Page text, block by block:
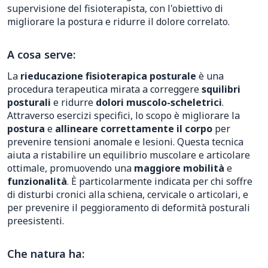
supervisione del fisioterapista, con l'obiettivo di
migliorare la postura e ridurre il dolore correlato.
A cosa serve:
La rieducazione fisioterapica posturale è una
procedura terapeutica mirata a correggeresquilibri
posturali e ridurre dolori muscolo-scheletrici.
Attraverso esercizi specifici, lo scopo è migliorare la
postura e allineare correttamente il corpo per
prevenire tensioni anomale e lesioni. Questa tecnica
aiuta a ristabilire un equilibrio muscolare e articolare
ottimale, promuovendo una maggiore mobilità e
funzionalità. È particolarmente indicata per chi soffre
di disturbi cronici alla schiena, cervicale o articolari, e
per prevenire il peggioramento di deformità posturali
preesistenti.
Che natura ha: